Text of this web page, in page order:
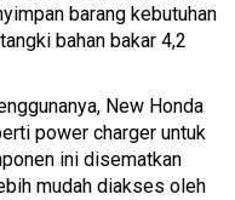
barang kebutuhan
bahan bakar 4,2
New Honda
power charger untuk
ini disematkan
mudah diakses oleh